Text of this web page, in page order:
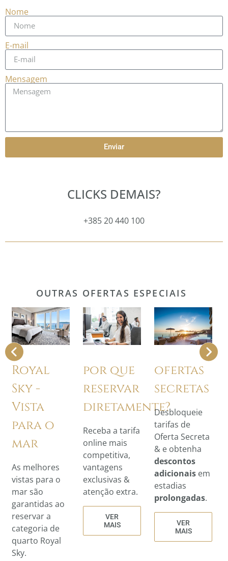
Nome
E-mail
Mensagem
Enviar
CLICKS DEMAIS?
+385 20 440 100
OUTRAS OFERTAS ESPECIAIS
Royal
Sky -
Vista
para o
mar
As melhores
vistas para o
mar são
garantidas ao
reservar a
categoria de
quarto Royal
Sky.
por que
reservar
diretamente?
Receba a tarifa
online mais
competitiva,
vantagens
exclusivas &
atenção extra.
VER
MAIS
ofertas
secretas
Desbloqueie
tarifas de
Oferta Secreta
& e obtenha
descontos
adicionais em
estadias
prolongadas.
VER
MAIS